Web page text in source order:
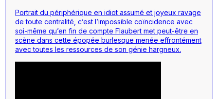
Portrait du périphérique en idiot assumé et joyeux ravage
de toute centralité, c’est l’impossible coïncidence avec
soi-même qu’en fin de compte Flaubert met peut-être en
scène dans cette épopée burlesque menée effrontément
avec toutes les ressources de son génie hargneux.